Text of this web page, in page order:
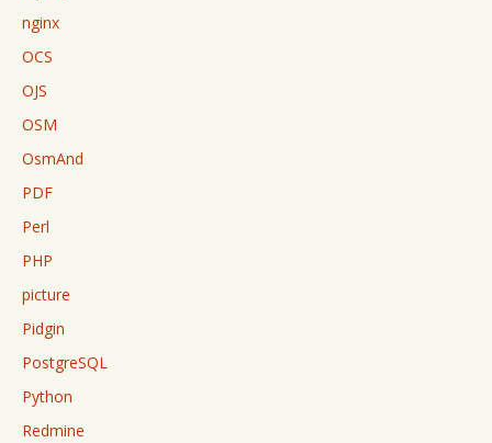
nginx
OCS
OJS
OSM
OsmAnd
PDF
Perl
PHP
picture
Pidgin
PostgreSQL
Python
Redmine